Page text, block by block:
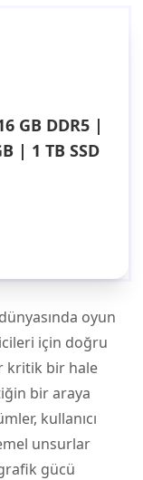
GB DDR5 |
| 1 TB SSD
oyun
için doğru
kritik bir hale
bir araya
kullanıcı
unsurlar
gücü